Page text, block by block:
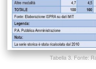
Tabella 3. Fonte: